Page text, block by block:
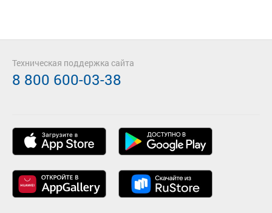
Техническая поддержка сайта
8 800 600-03-38